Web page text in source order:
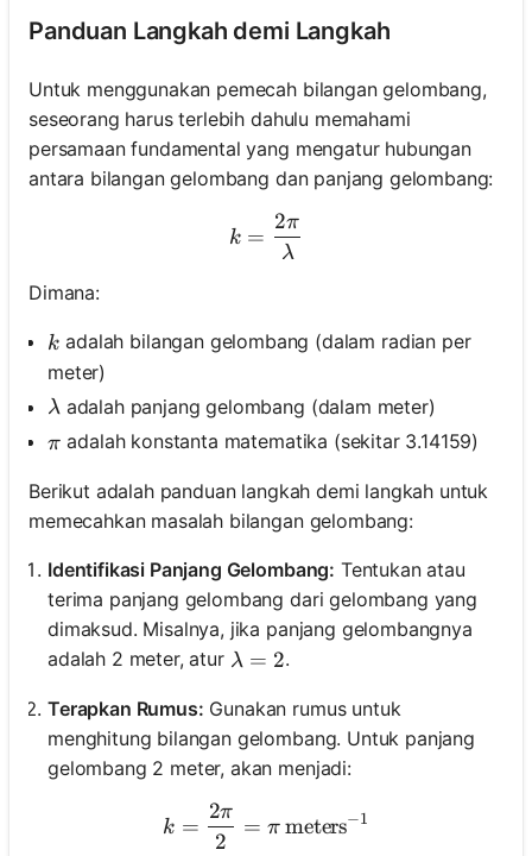
Panduan Langkah demi Langkah
Untuk menggunakan pemecah bilangan gelombang,
seseorang harus terlebih dahulu memahami
persamaan fundamental yang mengatur hubungan
antara bilangan gelombang dan panjang gelombang:
k = \frac{2\pi}{\lambda}
k =
λ
2π
Dimana:
k
k adalah bilangan gelombang (dalam radian per
meter)
\lambda
λ adalah panjang gelombang (dalam meter)
\pi
π adalah konstanta matematika (sekitar 3.14159)
Berikut adalah panduan langkah demi langkah untuk
memecahkan masalah bilangan gelombang:
Identifikasi Panjang Gelombang: Tentukan atau
terima panjang gelombang dari gelombang yang
dimaksud. Misalnya, jika panjang gelombangnya
adalah 2 meter, atur \lambda = 2
λ = 2.
Terapkan Rumus: Gunakan rumus untuk
menghitung bilangan gelombang. Untuk panjang
gelombang 2 meter, akan menjadi:
k = \frac{2\pi}{2} = \pi
k =
2
2π
= π meters−1